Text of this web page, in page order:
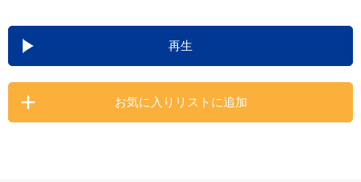
DAMの新曲・ランキングなど
カラオケ最新情報をチェック！
再生
お気に入りリストに追加